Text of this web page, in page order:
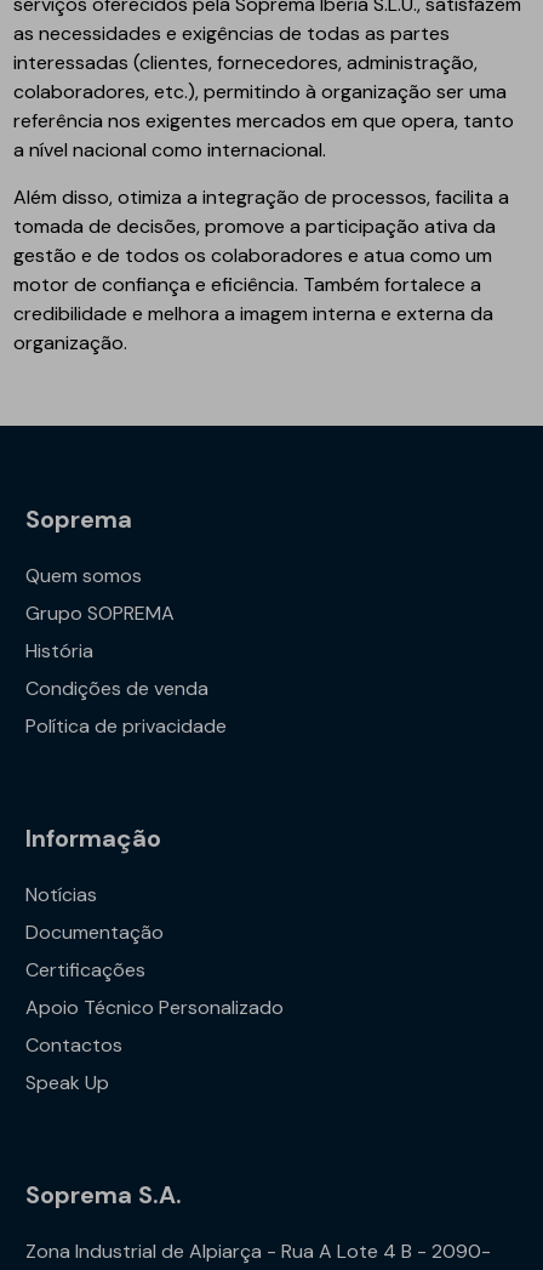
as necessidades e exigências de todas as partes
interessadas (clientes, fornecedores, administração,
colaboradores, etc.), permitindo à organização ser uma
referência nos exigentes mercados em que opera, tanto
a nível nacional como internacional.
Além disso, otimiza a integração de processos, facilita a
tomada de decisões, promove a participação ativa da
gestão e de todos os colaboradores e atua como um
motor de confiança e eficiência. Também fortalece a
credibilidade e melhora a imagem interna e externa da
organização.
Soprema
Quem somos
Grupo SOPREMA
História
Condições de venda
Política de privacidade
Informação
Notícias
Documentação
Certificações
Apoio Técnico Personalizado
Contactos
Speak Up
Soprema S.A.
Zona Industrial de Alpiarça - Rua A Lote 4 B - 2090-